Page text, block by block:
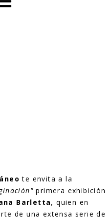
te envita a la
primera exhibición
Barletta, quien en
de una extensa serie de